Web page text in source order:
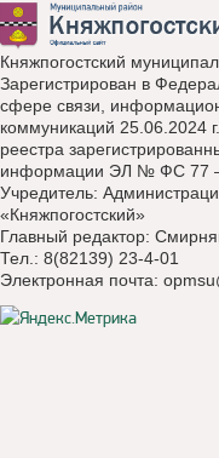
Княжпогостский
Зарегистрирован в
сфере связи,
коммуникаций 25.06.2024
реестра
информации ЭЛ № ФС 77
Учредитель:
«Княжпогостский»
Главный редактор:
Тел.: 8(82139) 23-4-01
Электронная почта: